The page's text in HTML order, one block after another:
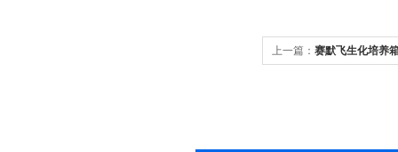
上一篇： 赛默飞生化培养